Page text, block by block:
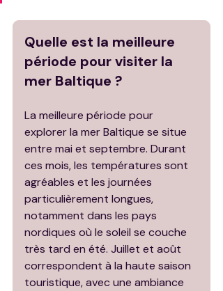
Quelle est la meilleure
période pour visiter la
mer Baltique ?
La meilleure période pour
explorer la mer Baltique se situe
entre mai et septembre. Durant
ces mois, les températures sont
agréables et les journées
particulièrement longues,
notamment dans les pays
nordiques où le soleil se couche
très tard en été. Juillet et août
correspondent à la haute saison
touristique, avec une ambiance